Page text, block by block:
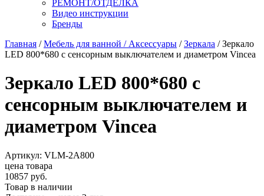
РЕМОНТ/ОТДЕЛКА
Видео инструкции
Бренды
Главная /Мебель для ванной / Аксессуары /Зеркала /Зеркало
LED 800*680 с сенсорным выключателем и диаметром Vincea
Зеркало LED 800*680 с
сенсорным выключателем и
диаметром Vincea
Артикул: VLM-2A800
цена товара
10857 руб.
Товар в наличии